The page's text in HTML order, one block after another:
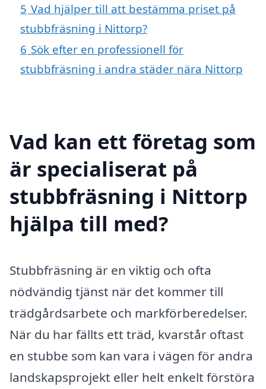
5 Vad hjälper till att bestämma priset på
stubbfräsning i Nittorp?
6 Sök efter en professionell för
stubbfräsning i andra städer nära Nittorp
Vad kan ett företag som
är specialiserat på
stubbfräsning i Nittorp
hjälpa till med?
Stubbfräsning är en viktig och ofta
nödvändig tjänst när det kommer till
trädgårdsarbete och markförberedelser.
När du har fällts ett träd, kvarstår oftast
en stubbe som kan vara i vägen för andra
landskapsprojekt eller helt enkelt förstöra